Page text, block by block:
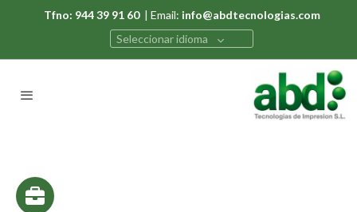
Tfno: 944 39 91 60| Email: info@abdtecnologias.com
Seleccionar idioma